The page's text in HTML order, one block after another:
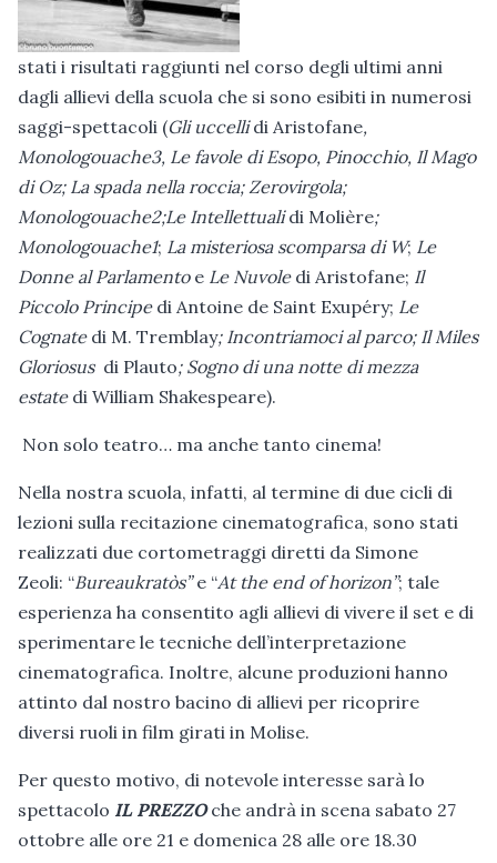
stati i risultati raggiunti nel corso degli ultimi anni
dagli allievi della scuola che si sono esibiti in numerosi
saggi-spettacoli (Gli uccellidi Aristofane,
Monologouache3, Le favole di Esopo, Pinocchio, Il Mago
di Oz; La spada nella roccia; Zerovirgola;
Monologouache2;Le Intellettualidi Molière;
Monologouache1; La misteriosa scomparsa di W; Le
Donne al Parlamentoe Le Nuvoledi Aristofane; Il
Piccolo Principedi Antoine de Saint Exupéry; Le
Cognate di M. Tremblay; Incontriamoci al parco; Il Miles
Gloriosus di Plauto; Sogno di una notte di mezza
estate di William Shakespeare).
Non solo teatro… ma anche tanto cinema!
Nella nostra scuola, infatti, al termine di due cicli di
lezioni sulla recitazione cinematografica, sono stati
realizzati due cortometraggi diretti da Simone
Zeoli: “Bureaukratòs”e “At the end of horizon”; tale
esperienza ha consentito agli allievi di vivere il set e di
sperimentare le tecniche dell’interpretazione
cinematografica. Inoltre, alcune produzioni hanno
attinto dal nostro bacino di allievi per ricoprire
diversi ruoli in film girati in Molise.
Per questo motivo, di notevole interesse sarà lo
spettacolo IL PREZZO che andrà in scena sabato 27
ottobre alle ore 21 e domenica 28 alle ore 18.30